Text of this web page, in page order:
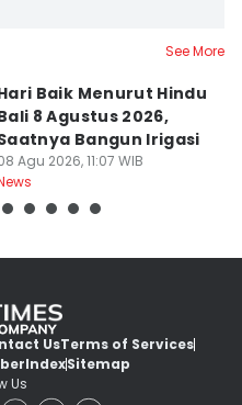
See More
Baik Menurut Hindu
8 Agustus 2026,
Bangun Irigasi
Agu 2026, 11:07 WIB
UsTerms of Services
IndexSitemap
Us